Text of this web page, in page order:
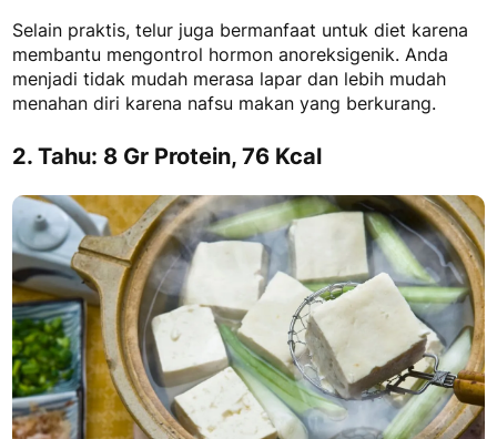
Selain praktis, telur juga bermanfaat untuk diet karena
membantu mengontrol hormon anoreksigenik. Anda
menjadi tidak mudah merasa lapar dan lebih mudah
menahan diri karena nafsu makan yang berkurang.
2. Tahu: 8 Gr Protein, 76 Kcal